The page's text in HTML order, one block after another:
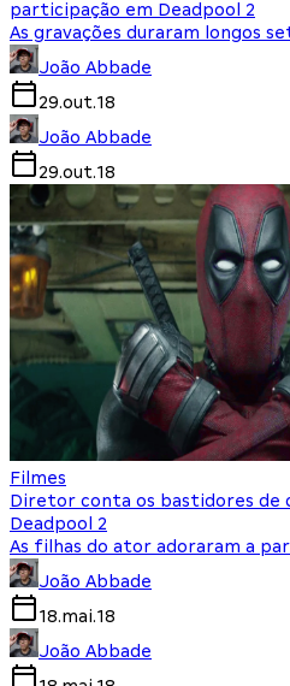
participação em Deadpool 2
As gravações duraram longos
João Abbade
29.out.18
João Abbade
29.out.18
Filmes
Diretor conta os bastidores de
Deadpool 2
As filhas do ator adoraram a
João Abbade
18.mai.18
João Abbade